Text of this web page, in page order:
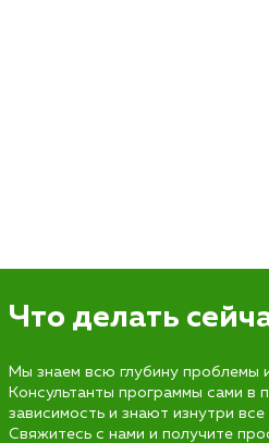
Что делать
Мы знаем всю глубину проблемы
Консультанты программы сами в
зависимость и знают изнутри
Свяжитесь с нами и получите